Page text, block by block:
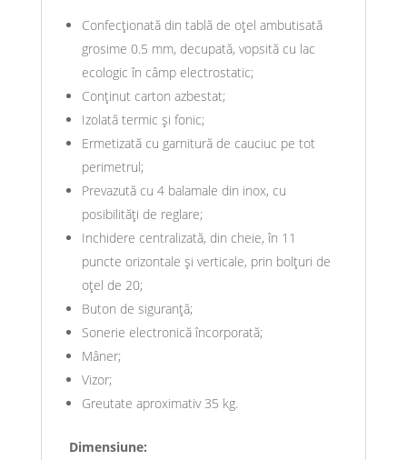
Confecționată din tablă de oţel ambutisată
grosime 0.5 mm, decupată, vopsită cu lac
ecologic în câmp electrostatic;
Conţinut carton azbestat;
Izolată termic şi fonic;
Ermetizată cu garnitură de cauciuc pe tot
perimetrul;
Prevazută cu 4 balamale din inox, cu
posibilităţi de reglare;
Inchidere centralizată, din cheie, în 11
puncte orizontale şi verticale, prin bolţuri de
oţel de 20;
Buton de siguranţă;
Sonerie electronică încorporată;
Mâner;
Vizor;
Greutate aproximativ 35 kg.
Dimensiune: